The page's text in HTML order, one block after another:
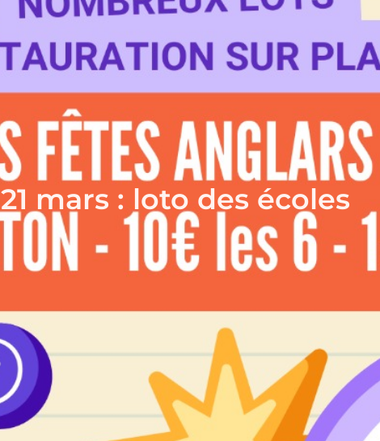
21 mars : loto des écoles